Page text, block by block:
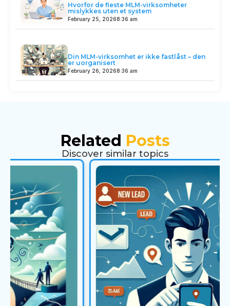
February 25, 20268:36 am
Hvorfor de fleste MLM-virksomheter
mislykkes uten et system
February 26, 20268:36 am
Din MLM-virksomhet er ikke fastlåst – den
er uorganisert
Related Posts
Discover similar topics